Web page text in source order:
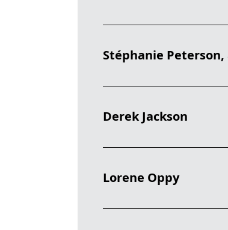
Stéphanie
Derek Jackson
Lorene Oppy